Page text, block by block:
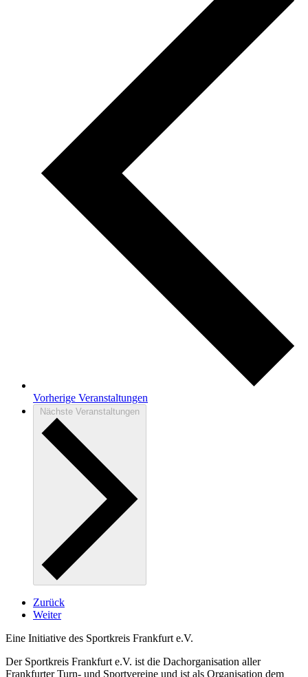
Vorherige Veranstaltungen
Nächste Veranstaltungen
Zurück
Weiter
Eine Initiative des Sportkreis Frankfurt e.V.
Der Sportkreis Frankfurt e.V. ist die Dachorganisation aller
Frankfurter Turn- und Sportvereine und ist als Organisation dem